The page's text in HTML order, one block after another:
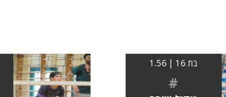
בת 16 | 1.56
#